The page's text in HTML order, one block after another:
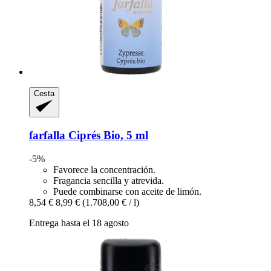
Cesta
farfalla Ciprés Bio, 5 ml
-5%
Favorece la concentración.
Fragancia sencilla y atrevida.
Puede combinarse con aceite de limón.
8,54 € 8,99 € (1.708,00 € / l)
Entrega hasta el 18 agosto